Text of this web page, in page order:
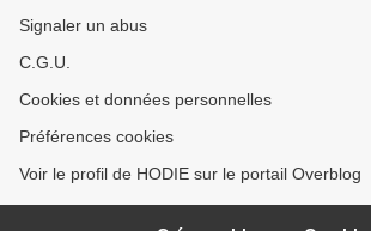
Signaler un abus
C.G.U.
Cookies et données personnelles
Préférences cookies
Voir le profil de HODIE sur le portail Overblog